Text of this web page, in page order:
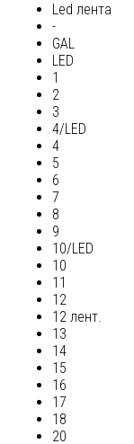
Led лента
-
GAL
LED
1
2
3
4/LED
4
5
6
7
8
9
10/LED
10
11
12
12 лент.
13
14
15
16
17
18
20